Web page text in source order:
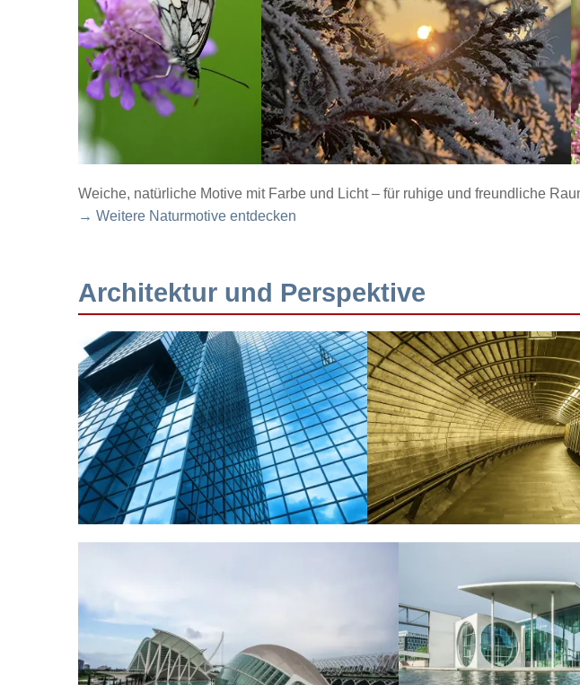
Weiche, natürliche Motive mit Farbe und Licht – für ruhige und freundliche
→ Weitere Naturmotive entdecken
Architektur und Perspektive